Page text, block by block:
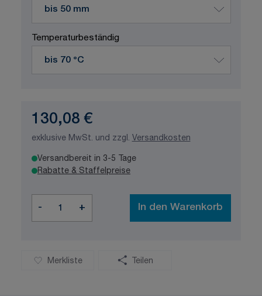
Temperaturbeständig
130,08 €
exklusive MwSt. und zzgl. Versandkosten
Versandbereit in 3-5 Tage
Rabatte & Staffelpreise
- + In den Warenkorb
Merkliste Teilen